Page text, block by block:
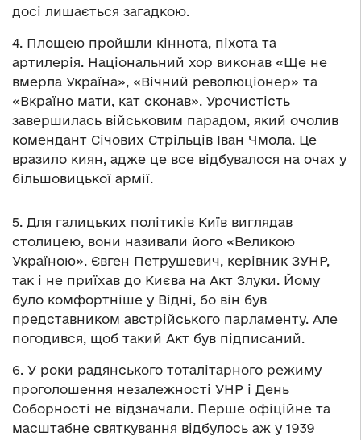
досі лишається загадкою.
4. Площею пройшли кіннота, піхота та
артилерія. Національний хор виконав «Ще не
вмерла Україна», «Вічний революціонер» та
«Вкраїно мати, кат сконав». Урочистість
завершилась військовим парадом, який очолив
комендант Січових Стрільців Іван Чмола. Це
вразило киян, адже це все відбувалося на очах у
більшовицької армії.
5. Для галицьких політиків Київ виглядав
столицею, вони називали його «Великою
Україною». Євген Петрушевич, керівник ЗУНР,
так і не приїхав до Києва на Акт Злуки. Йому
було комфортніше у Відні, бо він був
представником австрійського парламенту. Але
погодився, щоб такий Акт був підписаний.
6. У роки радянського тоталітарного режиму
проголошення незалежності УНР і День
Соборності не відзначали. Перше офіційне та
масштабне святкування відбулось аж у 1939